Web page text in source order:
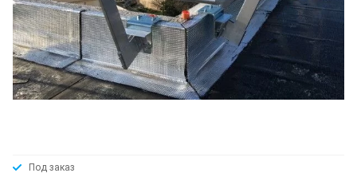
Под заказ